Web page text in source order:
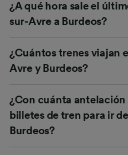
¿A qué hora sale el
sur-Avre a Burdeos?
¿Cuántos trenes viajan
Avre y Burdeos?
¿Con cuánta
billetes de tren para ir
Burdeos?